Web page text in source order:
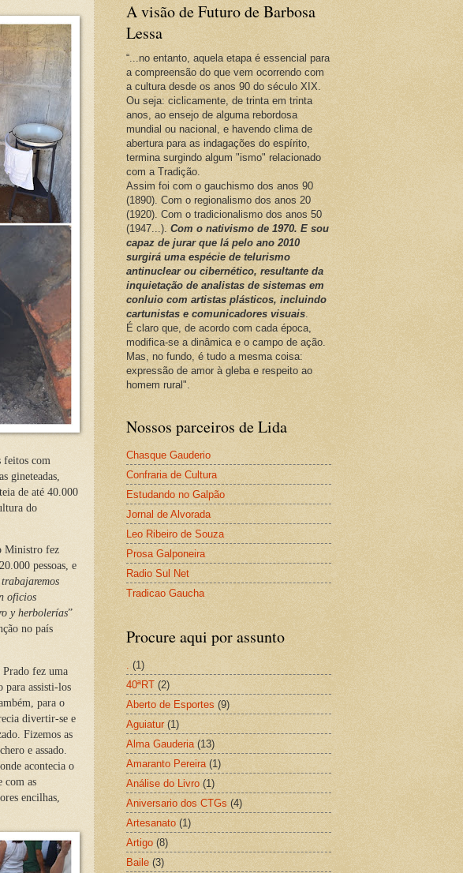
feitos com
gineteadas,
de até 40.000
do
Ministro fez
pessoas, e
oficios
y herbolerías”
no país
fez uma
para assisti-los
para o
divertir-se e
Fizemos as
e assado.
acontecia o
com as
encilhas,
A visão de Futuro de Barbosa
Lessa
“...no entanto, aquela etapa é essencial para
a compreensão do que vem ocorrendo com
a cultura desde os anos 90 do século XIX.
Ou seja: ciclicamente, de trinta em trinta
anos, ao ensejo de alguma rebordosa
mundial ou nacional, e havendo clima de
abertura para as indagações do espírito,
termina surgindo algum "ismo" relacionado
com a Tradição.
Assim foi com o gauchismo dos anos 90
(1890). Com o regionalismo dos anos 20
(1920). Com o tradicionalismo dos anos 50
(1947...). Com o nativismo de 1970. E sou
capaz de jurar que lá pelo ano 2010
surgirá uma espécie de telurismo
antinuclear ou cibernético, resultante da
inquietação de analistas de sistemas em
conluio com artistas plásticos, incluindo
cartunistas e comunicadores visuais.
É claro que, de acordo com cada época,
modifica-se a dinâmica e o campo de ação.
Mas, no fundo, é tudo a mesma coisa:
expressão de amor à gleba e respeito ao
homem rural".
Nossos parceiros de Lida
Chasque Gauderio
Confraria de Cultura
Estudando no Galpão
Jornal de Alvorada
Leo Ribeiro de Souza
Prosa Galponeira
Radio Sul Net
Tradicao Gaucha
Procure aqui por assunto
(1)
40ªRT (2)
Aberto de Esportes (9)
Aguiatur (1)
Alma Gauderia (13)
Amaranto Pereira (1)
Análise do Livro (1)
Aniversario dos CTGs (4)
Artesanato (1)
Artigo (8)
Baile (3)